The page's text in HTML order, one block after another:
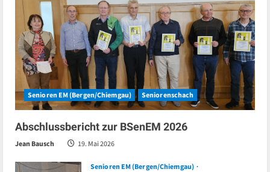
Senioren EM (Bergen/Chiemgau) Seniorenschach
Abschlussbericht zur BSenEM 2026
Jean Bausch 19. Mai 2026
Senioren EM (Bergen/Chiemgau)